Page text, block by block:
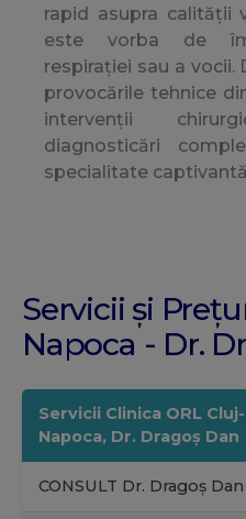
rapid asupra calității
este vorba de
respirației sau a vocii.
provocările tehnice
intervenții
diagnosticări
specialitate
Servicii și
Napoca - Dr.
Servicii Clinica ORL Cluj-
Napoca, Dr. Dragoș Dan
CONSULT Dr. Dragoș Dan